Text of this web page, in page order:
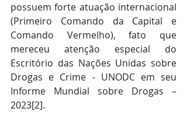
possuem forte atuação internacional
(Primeiro Comando da Capital e
Comando Vermelho), fato que
mereceu atenção especial do
Escritório das Nações Unidas sobre
Drogas e Crime - UNODC em seu
Informe Mundial sobre Drogas –
2023[2].